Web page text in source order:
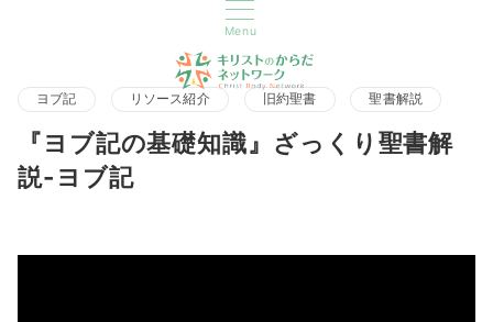
Menu
ヨブ記 リソース紹介 旧約聖書 聖書解説
『ヨブ記の基礎知識』ざっくり聖書解
説-ヨブ記